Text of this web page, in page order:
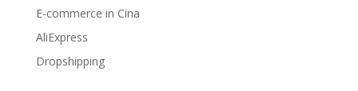
E-commerce in Cina
AliExpress
Dropshipping